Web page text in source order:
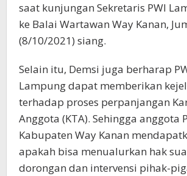
saat kunjungan Sekretaris PWI
ke Balai Wartawan Way Kanan,
(8/10/2021) siang.
Selain itu, Demsi juga berharap
Lampung dapat memberikan
terhadap proses perpanjangan
Anggota (KTA). Sehingga anggota
Kabupaten Way Kanan
apakah bisa menualurkan hak
dorongan dan intervensi pihak-